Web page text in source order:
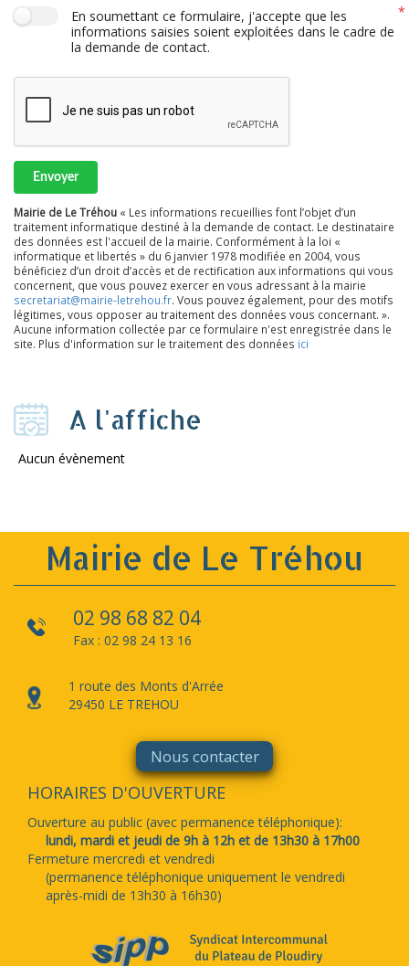
En soumettant ce formulaire, j'accepte que les
informations saisies soient exploitées dans le cadre de
la demande de contact.
Envoyer
Mairie de Le Tréhou « Les informations recueillies font l’objet d’un
traitement informatique destiné à la demande de contact. Le destinataire
des données est l'accueil de la mairie. Conformément à la loi «
informatique et libertés » du 6 janvier 1978 modifiée en 2004, vous
bénéficiez d’un droit d’accès et de rectification aux informations qui vous
concernent, que vous pouvez exercer en vous adressant à la mairie
secretariat@mairie-letrehou.fr. Vous pouvez également, pour des motifs
légitimes, vous opposer au traitement des données vous concernant. ».
Aucune information collectée par ce formulaire n'est enregistrée dans le
site. Plus d'information sur le traitement des données ici
A l'affiche
Aucun évènement
Mairie de Le Tréhou
02 98 68 82 04
Fax : 02 98 24 13 16
1 route des Monts d'Arrée
29450 LE TREHOU
Nous contacter
HORAIRES D'OUVERTURE
Ouverture au public (avec permanence téléphonique):
lundi, mardi et jeudi de 9h à 12h et de 13h30 à 17h00
Fermeture mercredi et vendredi
(permanence téléphonique uniquement le vendredi
après-midi de 13h30 à 16h30)